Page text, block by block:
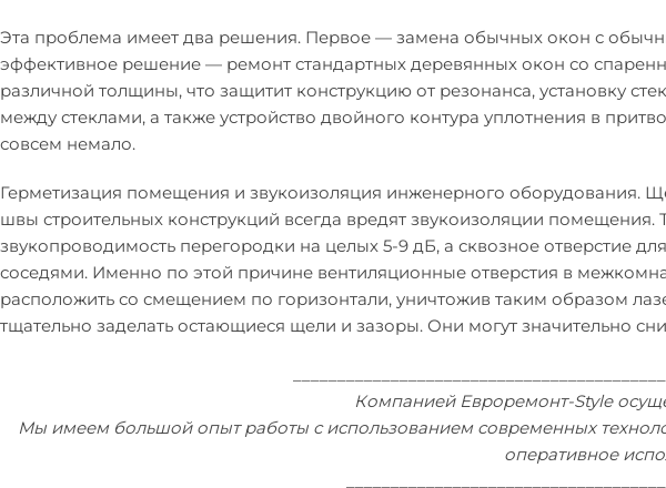
Эта проблема имеет два решения. Первое — замена обычных окон с
эффективное решение — ремонт стандартных деревянных окон со
различной толщины, что защитит конструкцию от резонанса, установку
между стеклами, а также устройство двойного контура уплотнения в
совсем немало.
Герметизация помещения и звукоизоляция инженерного оборудования.
швы строительных конструкций всегда вредят звукоизоляции
звукопроводимость перегородки на целых 5-9 дБ, а сквозное отверстие
соседями. Именно по этой причине вентиляционные отверстия в
расположить со смещением по горизонтали, уничтожив таким образом
тщательно заделать остающиеся щели и зазоры. Они могут значительно
Компанией Евроремонт-Style
Мы имеем большой опыт работы с использованием современных
оперативное